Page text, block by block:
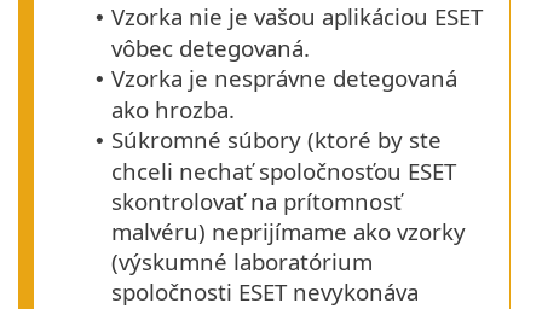
• Vzorka nie je vašou aplikáciou ESET
vôbec detegovaná.
• Vzorka je nesprávne detegovaná
ako hrozba.
• Súkromné súbory (ktoré by ste
chceli nechať spoločnosťou ESET
skontrolovať na prítomnosť
malvéru) neprijímame ako vzorky
(výskumné laboratórium
spoločnosti ESET nevykonáva